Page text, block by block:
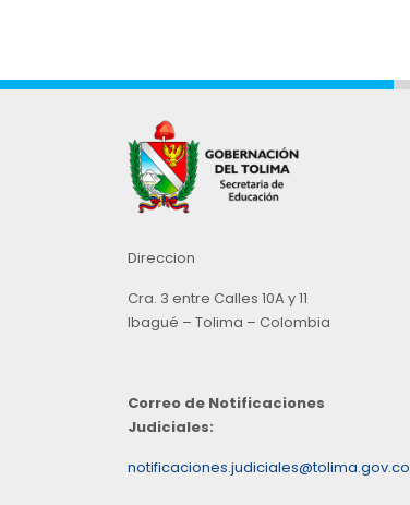
Direccion
Cra. 3 entre Calles 10A y 11
Ibagué – Tolima – Colombia
Correo de Notificaciones
Judiciales:
notificaciones.judiciales@tolima.gov.co